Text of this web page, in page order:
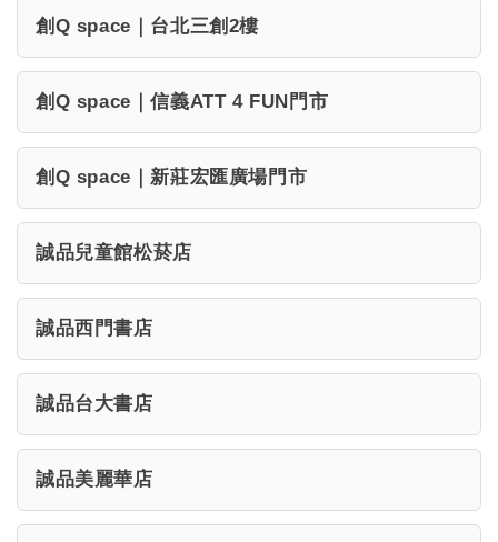
創Q space｜台北三創2樓
創Q space｜信義ATT 4 FUN門市
創Q space｜新莊宏匯廣場門市
誠品兒童館松菸店
誠品西門書店
誠品台大書店
誠品美麗華店